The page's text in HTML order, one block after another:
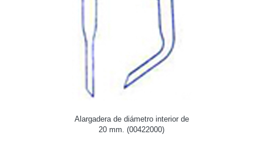
Alargadera de diámetro interior de
20 mm. (00422000)